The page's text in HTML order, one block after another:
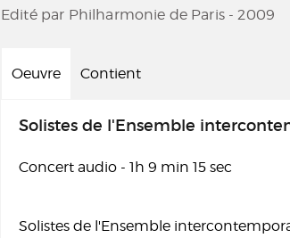
Edité par Philharmonie de Paris - 2009
Oeuvre Contient
Solistes de l'Ensemble
Concert audio - 1h 9 min 15 sec
Solistes de l'Ensemble